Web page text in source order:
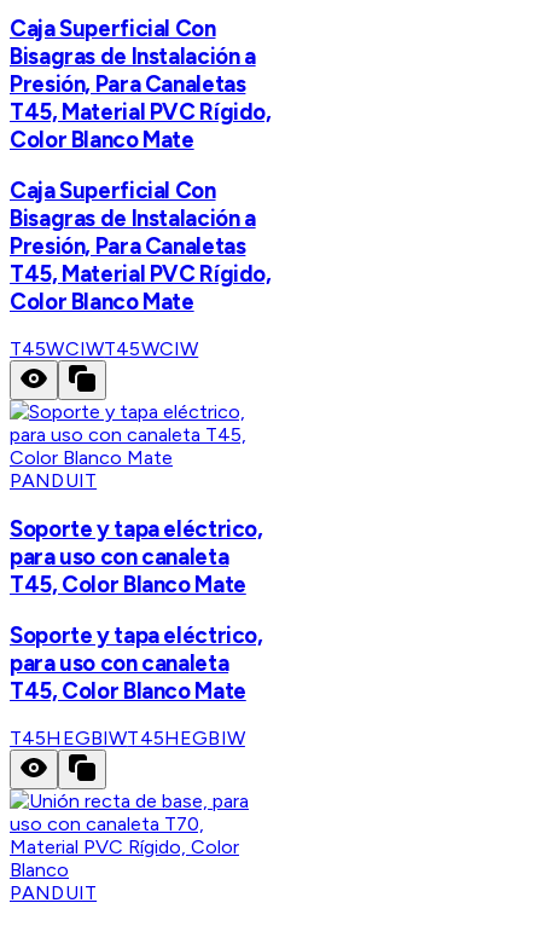
Caja Superficial Con
Bisagras de Instalación a
Presión, Para Canaletas
T45, Material PVC Rígido,
Color Blanco Mate
Caja Superficial Con
Bisagras de Instalación a
Presión, Para Canaletas
T45, Material PVC Rígido,
Color Blanco Mate
T45WCIWT45WCIW
PANDUIT
Soporte y tapa eléctrico,
para uso con canaleta
T45, Color Blanco Mate
Soporte y tapa eléctrico,
para uso con canaleta
T45, Color Blanco Mate
T45HEGBIWT45HEGBIW
PANDUIT